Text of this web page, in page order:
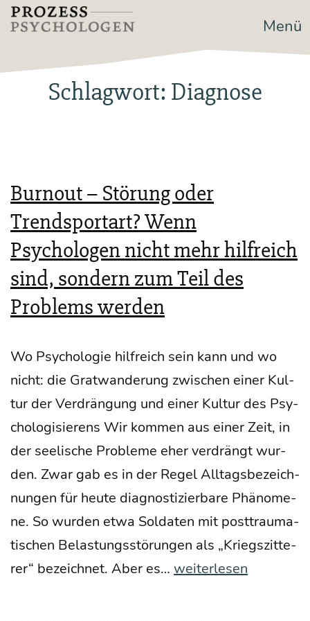
Zum
Inhalt
Prozesspsychologen Menü
Schlagwort: Diagnose
Burnout – Störung oder
Trendsportart? Wenn
Psychologen nicht mehr hilfreich
sind, sondern zum Teil des
Problems werden
Wo Psy­cho­lo­gie hilf­reich sein kann und wo
nicht: die Grat­wan­de­rung zwi­schen einer Kul­
tur der Ver­drän­gung und einer Kul­tur des Psy­
cho­lo­gi­sie­rens Wir kom­men aus einer Zeit, in
der see­li­sche Pro­ble­me eher ver­drängt wur­
den. Zwar gab es in der Regel All­tags­be­zeich­
nun­gen für heu­te dia­gnos­ti­zier­ba­re Phä­no­me­
ne. So wur­den etwa Sol­da­ten mit post­trau­ma­
ti­schen Belas­tungs­stö­run­gen als „Kriegs­zit­te­
rer“ bezeich­net. Aber es… Burn­
weiterlesen